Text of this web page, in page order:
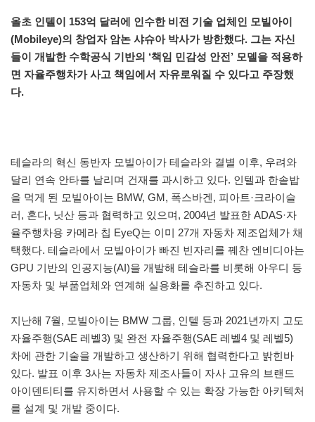
올초 인텔이 153억 달러에 인수한 비전 기술 업체인 모빌아이
(Mobileye)의 창업자 암논 샤슈아 박사가 방한했다. 그는 자신
들이 개발한 수학공식 기반의 ‘책임 민감성 안전’ 모델을 적용하
면 자율주행차가 사고 책임에서 자유로워질 수 있다고 주장했
다.
테슬라의 혁신 동반자 모빌아이가 테슬라와 결별 이후, 우려와
달리 연속 안타를 날리며 건재를 과시하고 있다. 인텔과 한솥밥
을 먹게 된 모빌아이는 BMW, GM, 폭스바겐, 피아트·크라이슬
러, 혼다, 닛산 등과 협력하고 있으며, 2004년 발표한 ADAS·자
율주행차용 카메라 칩 EyeQ는 이미 27개 자동차 제조업체가 채
택했다. 테슬라에서 모빌아이가 빠진 빈자리를 꿰찬 엔비디아는
GPU 기반의 인공지능(AI)을 개발해 테슬라를 비롯해 아우디 등
자동차 및 부품업체와 연계해 실용화를 추진하고 있다.
지난해 7월, 모빌아이는 BMW 그룹, 인텔 등과 2021년까지 고도
자율주행(SAE 레벨3) 및 완전 자율주행(SAE 레벨4 및 레벨5)
차에 관한 기술을 개발하고 생산하기 위해 협력한다고 밝힌바
있다. 발표 이후 3사는 자동차 제조사들이 자사 고유의 브랜드
아이덴티티를 유지하면서 사용할 수 있는 확장 가능한 아키텍처
를 설계 및 개발 중이다.